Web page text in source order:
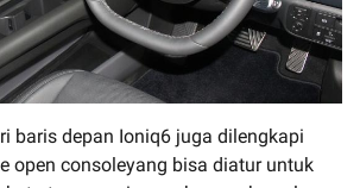
baris depan Ioniq6 juga dilengkapi
open consoleyang bisa diatur untuk